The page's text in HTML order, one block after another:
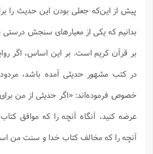
پیش از این‌که جعلی بودن این حدیث را
بدانیم که یکی از معیارهای سنجش درستی
بر قرآن کریم است. بر این اساس، اگر
در کتب مشهور حدیثی آمده باشد،
خصوص فرموده‌اند: «اگر حدیثى از من
عرضه کنید، آنگاه آنچه را که موافق
آنچه را که مخالف کتاب خدا و سنت من